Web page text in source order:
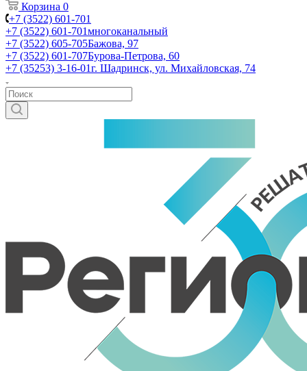
Корзина 0
+7 (3522) 601-701
+7 (3522) 601-701многоканальный
+7 (3522) 605-705Бажова, 97
+7 (3522) 601-707Бурова-Петрова, 60
+7 (35253) 3-16-01г. Шадринск, ул. Михайловская, 74